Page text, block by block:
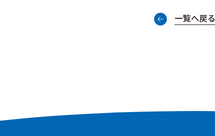
一覧へ戻る